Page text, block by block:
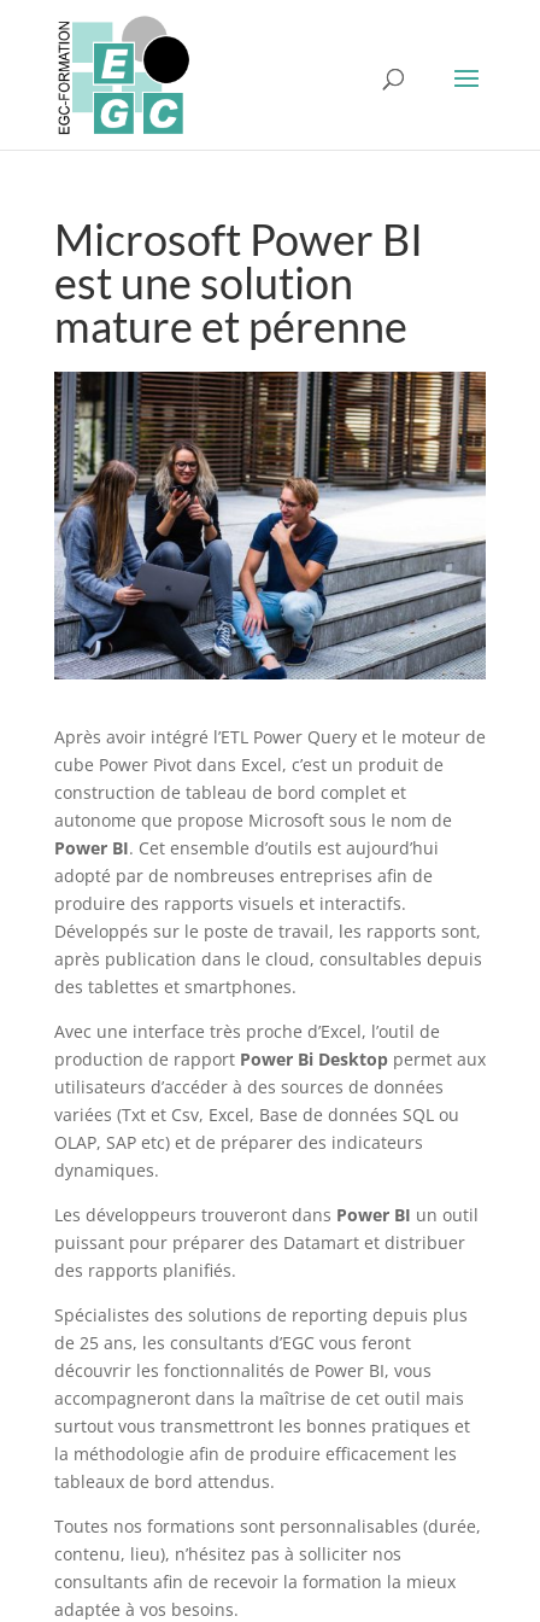
Microsoft Power BI
est une solution
mature et pérenne
Après avoir intégré l’ETL Power Query et le moteur de
cube Power Pivot dans Excel, c’est un produit de
construction de tableau de bord complet et
autonome que propose Microsoft sous le nom de
Power BI. Cet ensemble d’outils est aujourd’hui
adopté par de nombreuses entreprises afin de
produire des rapports visuels et interactifs.
Développés sur le poste de travail, les rapports sont,
après publication dans le cloud, consultables depuis
des tablettes et smartphones.
Avec une interface très proche d’Excel, l’outil de
production de rapport Power Bi Desktoppermet aux
utilisateurs d’accéder à des sources de données
variées (Txt et Csv, Excel, Base de données SQL ou
OLAP, SAP etc) et de préparer des indicateurs
dynamiques.
Les développeurs trouveront dans Power BI un outil
puissant pour préparer des Datamart et distribuer
des rapports planifiés.
Spécialistes des solutions de reporting depuis plus
de 25 ans, les consultants d’EGC vous feront
découvrir les fonctionnalités de Power BI, vous
accompagneront dans la maîtrise de cet outil mais
surtout vous transmettront les bonnes pratiques et
la méthodologie afin de produire efficacement les
tableaux de bord attendus.
Toutes nos formations sont personnalisables (durée,
contenu, lieu), n’hésitez pas à solliciter nos
consultants afin de recevoir la formation la mieux
adaptée à vos besoins.